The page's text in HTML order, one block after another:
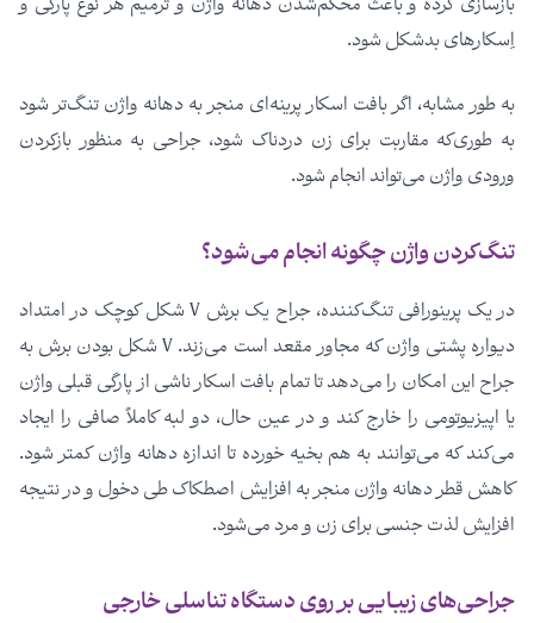
اِسکارهای بدشکل شود.
به طور مشابه، اگر بافت اسکار پرینه‌ای منجر به دهانه واژن تنگ‌تر شود
به طوری‌که مقاربت برای زن دردناک شود، جراحی به منظور بازکردن
ورودی واژن می‌تواند انجام شود.
تنگ‌کردن واژن چگونه انجام می‌شود؟
در یک پرینورافی تنگ‌کننده، جراح یک برش V شکل کوچک در امتداد
دیواره پشتی واژن که مجاور مقعد است می‌زند. V شکل بودن برش به
جراح این امکان را می‌دهد تا تمام بافت اسکار ناشی از پارگی قبلی واژن
یا اپیزیوتومی را خارج کند و در عین حال، دو لبه کاملاً صافی را ایجاد
می‌کند که می‌توانند به هم بخیه خورده تا اندازه دهانه واژن کمتر شود.
کاهش قطر دهانه واژن منجر به افزایش اصطکاک طی دخول و در نتیجه
افزایش لذت جنسی برای زن و مرد می‌شود.
جراحی‌های زیبایی بر روی دستگاه تناسلی خارجی